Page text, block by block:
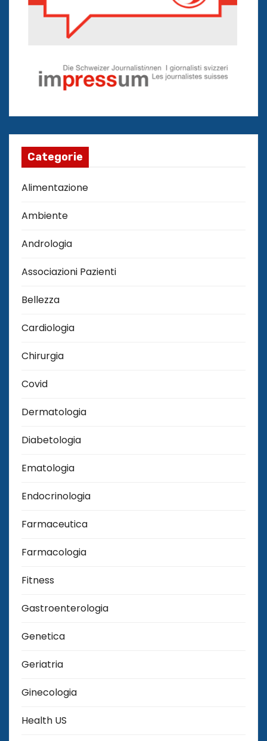
Categorie
Alimentazione
Ambiente
Andrologia
Associazioni Pazienti
Bellezza
Cardiologia
Chirurgia
Covid
Dermatologia
Diabetologia
Ematologia
Endocrinologia
Farmaceutica
Farmacologia
Fitness
Gastroenterologia
Genetica
Geriatria
Ginecologia
Health US